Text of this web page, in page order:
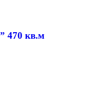
470 кв.м